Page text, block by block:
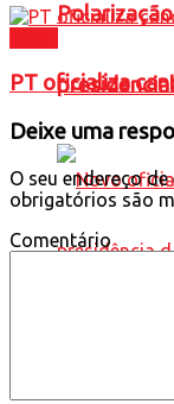
Novo
PT oficializa
Deixe uma
O seu endereço
obrigatórios são
Comentário